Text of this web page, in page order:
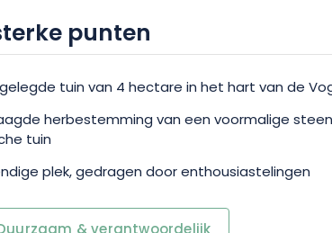
punten
tuin van 4 hectare in het hart van de
herbestemming van een voormalige
tuin
plek, gedragen door enthousiastelingen